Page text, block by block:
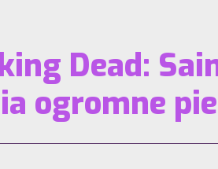
Dead:
ogromne